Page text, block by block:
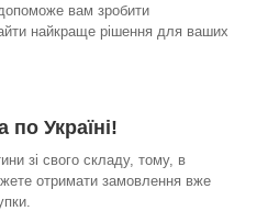
вам зробити
найкраще рішення для ваших
по Україні!
зі свого складу, тому, в
отримати замовлення вже